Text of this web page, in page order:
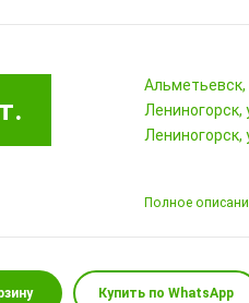
Лениногорск,
Лениногорск,
Полное
Купить по WhatsApp